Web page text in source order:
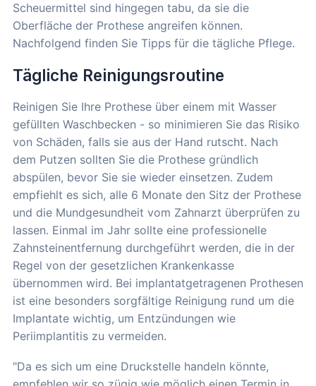
Scheuermittel sind hingegen tabu, da sie die
Oberfläche der Prothese angreifen können.
Nachfolgend finden Sie Tipps für die tägliche Pflege.
Tägliche Reinigungsroutine
Reinigen Sie Ihre Prothese über einem mit Wasser
gefüllten Waschbecken - so minimieren Sie das Risiko
von Schäden, falls sie aus der Hand rutscht. Nach
dem Putzen sollten Sie die Prothese gründlich
abspülen, bevor Sie sie wieder einsetzen. Zudem
empfiehlt es sich, alle 6 Monate den Sitz der Prothese
und die Mundgesundheit vom Zahnarzt überprüfen zu
lassen. Einmal im Jahr sollte eine professionelle
Zahnsteinentfernung durchgeführt werden, die in der
Regel von der gesetzlichen Krankenkasse
übernommen wird. Bei implantatgetragenen Prothesen
ist eine besonders sorgfältige Reinigung rund um die
Implantate wichtig, um Entzündungen wie
Periimplantitis zu vermeiden.
"Da es sich um eine Druckstelle handeln könnte,